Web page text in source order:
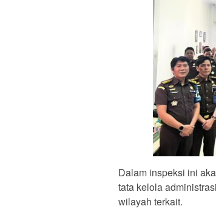
Dalam inspeksi ini
tata kelola
wilayah terkait.